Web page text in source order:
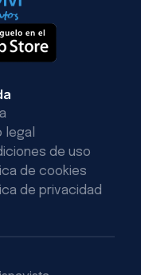
legal
de uso
de cookies
de privacidad